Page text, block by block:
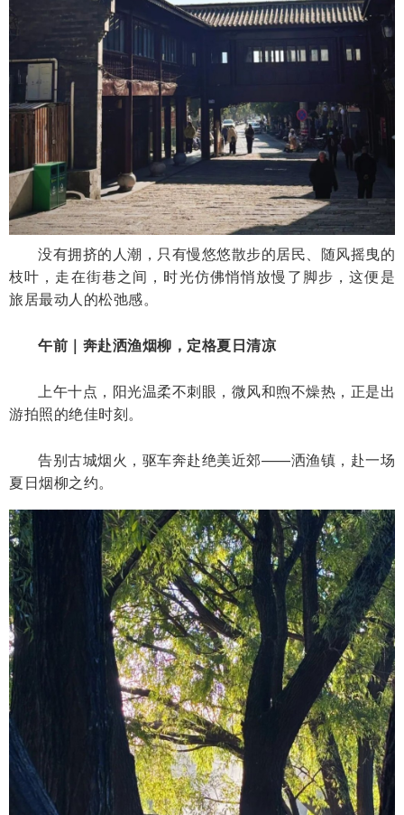
没有拥挤的人潮，只有慢悠悠散步的居民、随风摇曳的
枝叶，走在街巷之间，时光仿佛悄悄放慢了脚步，这便是
旅居最动人的松弛感。
午前｜奔赴洒渔烟柳，定格夏日清凉
上午十点，阳光温柔不刺眼，微风和煦不燥热，正是出
游拍照的绝佳时刻。
告别古城烟火，驱车奔赴绝美近郊——洒渔镇，赴一场
夏日烟柳之约。